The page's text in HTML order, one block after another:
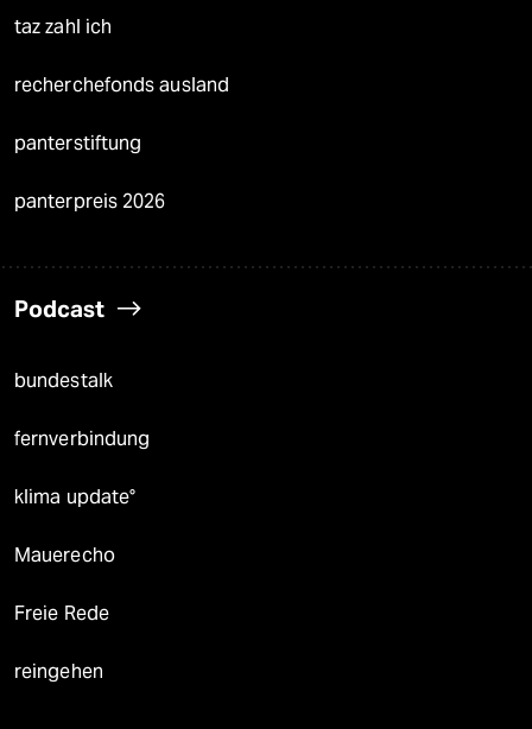
taz zahl ich
recherchefonds ausland
panterstiftung
panterpreis 2026
Podcast
bundestalk
fernverbindung
klima update°
Mauerecho
Freie Rede
reingehen